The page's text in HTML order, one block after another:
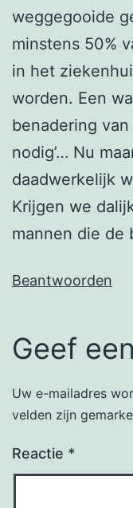
weggegooide
minstens 50%
in het
worden. Een
benadering
nodig’… Nu
daadwerkelijk
Krijgen we
mannen die de
Beantwoorden
Geef
Uw e-mailadres
velden zijn
Reactie *